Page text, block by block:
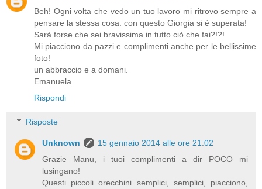
Beh! Ogni volta che vedo un tuo lavoro mi ritrovo sempre a
pensare la stessa cosa: con questo Giorgia si è superata!
Sarà forse che sei bravissima in tutto ciò che fai?!?!
Mi piacciono da pazzi e complimenti anche per le bellissime
foto!
un abbraccio e a domani.
Emanuela
Rispondi
Risposte
Unknown
15 gennaio 2014 alle ore 21:02
Grazie Manu, i tuoi complimenti a dir POCO mi
lusingano!
Questi piccoli orecchini semplici, semplici, piacciono,